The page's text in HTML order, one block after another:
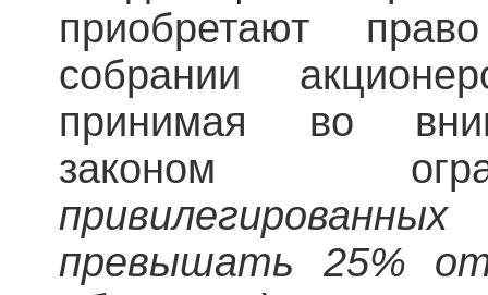
приобретают
собрании
принимая во
законом
превышать 25%